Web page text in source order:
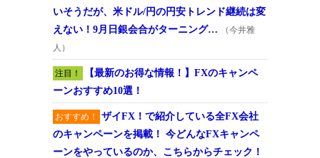
いそうだが、米ドル/円の円安トレンド継続は変
えない！9月日銀会合がターニング…
（今井雅
人）
注目！
【最新のお得な情報！】FXのキャンペ
ーンおすすめ10選！
おすすめ！
ザイFX！で紹介している全FX会社
のキャンペーンを掲載！ 今どんなFXキャンペ
ーンをやっているのか、こちらからチェック！